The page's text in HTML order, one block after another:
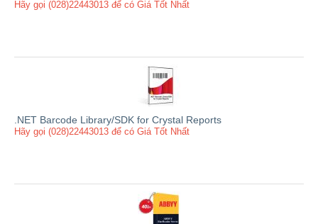
Hãy gọi (028)22443013 để có Giá Tốt Nhất
.NET Barcode Library/SDK for Crystal Reports
Hãy gọi (028)22443013 để có Giá Tốt Nhất